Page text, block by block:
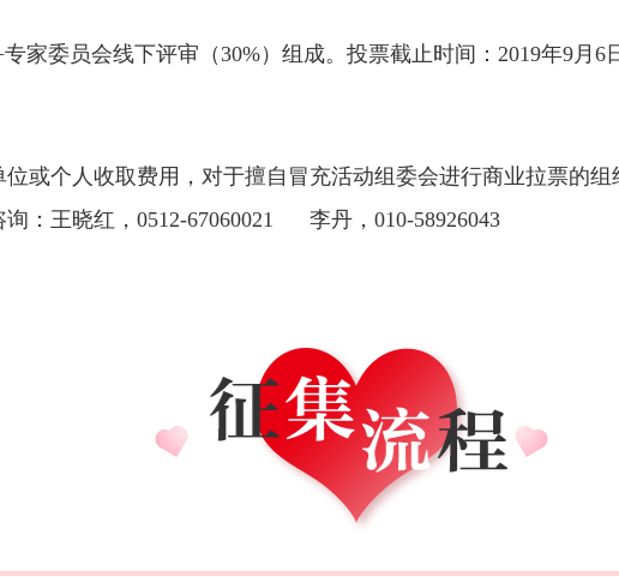
家委员会线下评审（30%）组成。投票截止时间：2019年9月6日
或个人收取费用，对于擅自冒充活动组委会进行商业拉票的组
：王晓红，0512-67060021 李丹，010-58926043